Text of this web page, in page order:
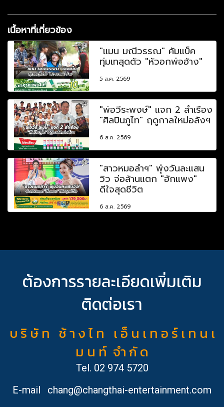
เนื้อหาที่เกี่ยวข้อง
"แมน มณีวรรณ" คัมแบ็ค
ทุ่มเทสุดตัว "หัวอกพ่อฮ้าง"
5 ส.ค. 2569
"พ่อวีระพงษ์" แจก 2 ลำเรื่อง
"ศิลปินภูไท" ฤดูกาลใหม่อลังฯ
6 ส.ค. 2569
"สาวหมอลำฯ" พุ่งวันละแสน
วิว จ่อล้านแตก "ฮักแพง"
ดีใจสุดชีวิต
6 ส.ค. 2569
ต้องการรายละเอียดเพิ่มเติม
ติดต่อเรา
บ ริ ษั ท ช้ า ง ไ ท เ อ็ น เ ท อ ร์ เ ท น เ
ม น ท์ จำ กั ด
Tel. 02 974 5720
E-mail
chang@changthai-entertainment.com